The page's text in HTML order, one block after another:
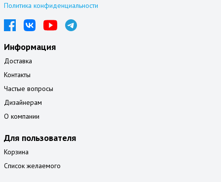
Политика конфиденциальности
Информация
Доставка
Контакты
Частые вопросы
Дизайнерам
О компании
Для пользователя
Корзина
Список желаемого